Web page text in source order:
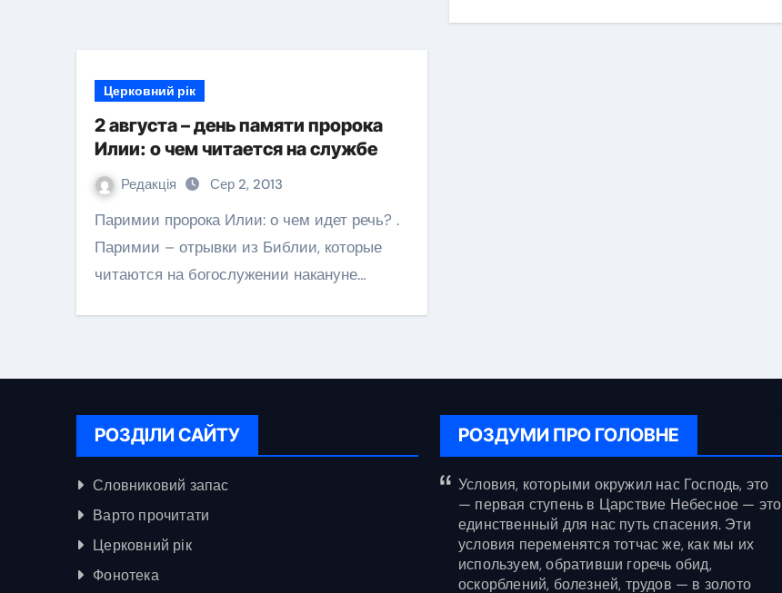
Церковний рік
2 августа – день памяти пророка
Илии: о чем читается на службе
Редакція Сер 2, 2013
Паримии пророка Илии: о чем идет речь? .
Паримии – отрывки из Библии, которые
читаются на богослужении накануне…
РОЗДІЛИ САЙТУ
Словниковий запас
Варто прочитати
Церковний рік
Фонотека
РОЗДУМИ ПРО ГОЛОВНЕ
Условия, которыми окружил нас Господь, это
— первая ступень в Царствие Небесное — это
единственный для нас путь спасения. Эти
условия переменятся тотчас же, как мы их
используем, обративши горечь обид,
оскорблений, болезней, трудов — в золото